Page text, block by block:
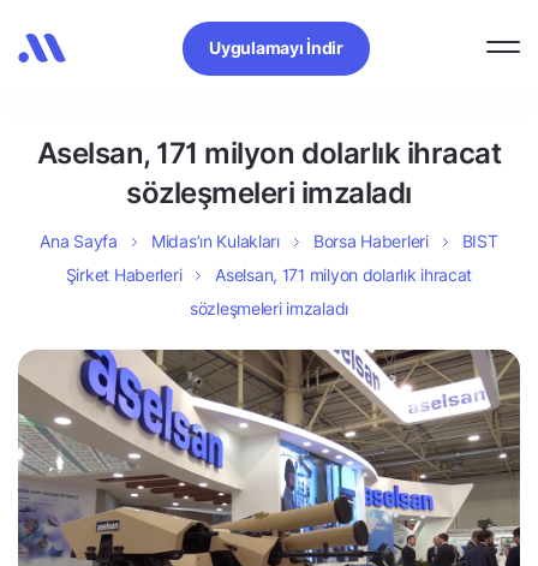
Uygulamayı İndir
Aselsan, 171 milyon dolarlık ihracat
sözleşmeleri imzaladı
Ana Sayfa Midas’ın Kulakları Borsa Haberleri
BIST
Şirket Haberleri
Aselsan, 171 milyon dolarlık ihracat
sözleşmeleri imzaladı